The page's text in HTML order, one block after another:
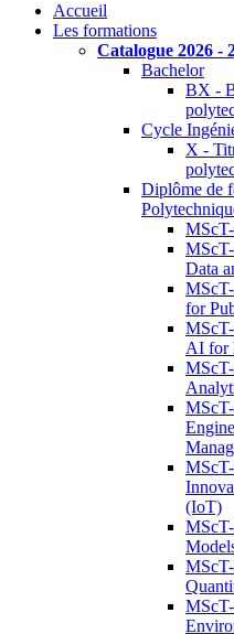
Accueil
Les formations
Catalogue 2026 -
Bachelor
BX -
Cycle
X -
Diplôme de
Data
for
AI for
(IoT)